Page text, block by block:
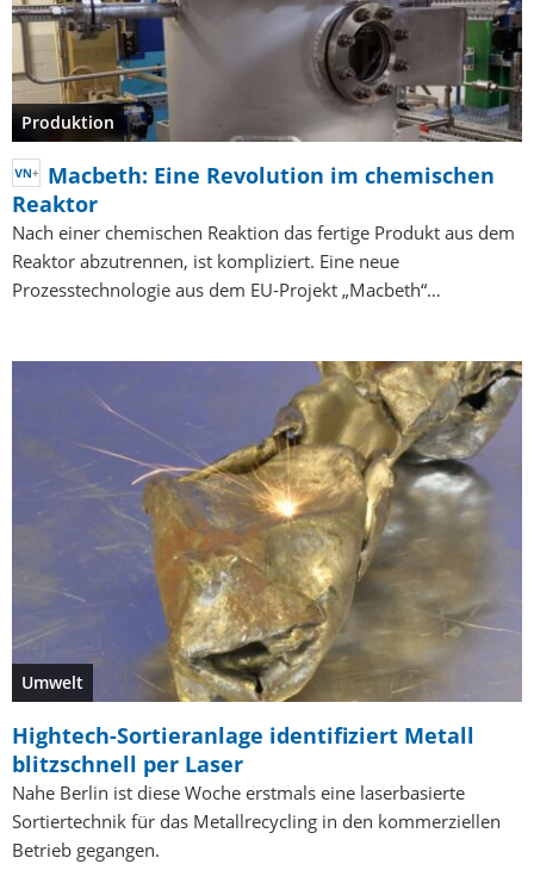
Produktion
Macbeth: Eine Revolution im chemischen
Reaktor
Nach einer chemischen Reaktion das fertige Produkt aus dem
Reaktor abzutrennen, ist kompliziert. Eine neue
Prozesstechnologie aus dem EU-Projekt „Macbeth“…
Umwelt
Hightech-Sortieranlage identifiziert Metall
blitzschnell per Laser
Nahe Berlin ist diese Woche erstmals eine laserbasierte
Sortiertechnik für das Metallrecycling in den kommerziellen
Betrieb gegangen.